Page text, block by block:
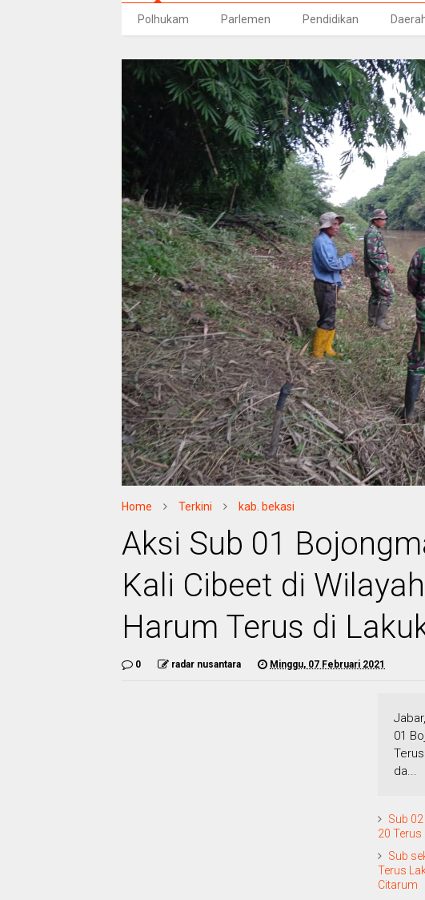
Polhukam Parlemen Pendidikan
Home Terkini kab. bekasi
Aksi Sub 01
Kali Cibeet di
Harum Terus di
0 radar nusantara Minggu, 07 Februari 2021
01
da...
Sub
20 Terus
Sub
Terus
Citarum